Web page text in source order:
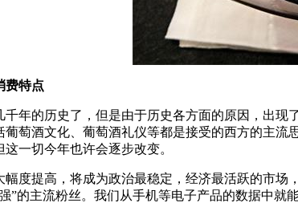
费特点
年的历史了，但是由于历史各方面的原因，出
萄酒文化、葡萄酒礼仪等都是接受的西方的主
一切今年也许会逐步改变。
度提高，将成为政治最稳定，经济最活跃的市
”的主流粉丝。我们从手机等电子产品的数据中就